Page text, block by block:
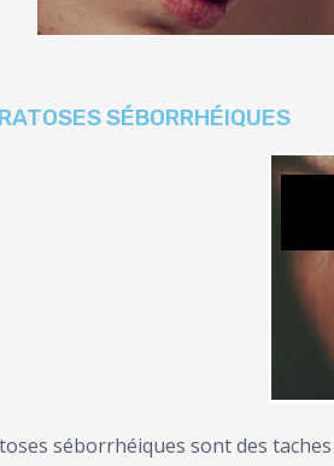
SÉBORRHÉIQUES
séborrhéiques sont des